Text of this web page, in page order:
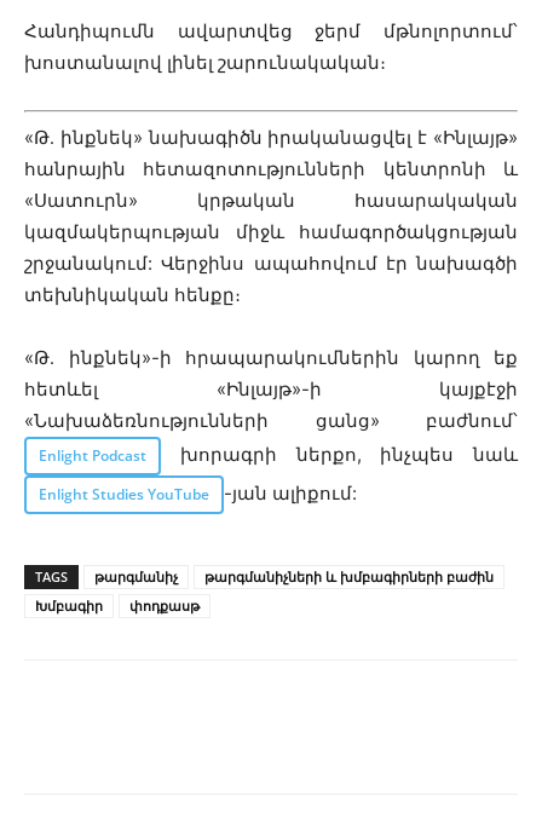
Հանդիպումն ավարտվեց ջերմ մթնոլորտում՝
խոստանալով լինել շարունակական։
«Թ․ ինքնեկ» նախագիծն իրականացվել է «Ինլայթ»
հանրային հետազոտությունների կենտրոնի և
«Սատուրն» կրթական հասարակական
կազմակերպության միջև համագործակցության
շրջանակում: Վերջինս ապահովում էր նախագծի
տեխնիկական հենքը։
«Թ․ ինքնեկ»-ի հրապարակումներին կարող եք
հետևել «Ինլայթ»-ի կայքէջի
«Նախաձեռնությունների ցանց» բաժնում՝
Enlight Podcast խորագրի ներքո, ինչպես նաև
Enlight Studies YouTube -յան ալիքում:
TAGS թարգմանիչ
թարգմանիչների և խմբագիրների բաժին
Խմբագիր
փոդքասթ